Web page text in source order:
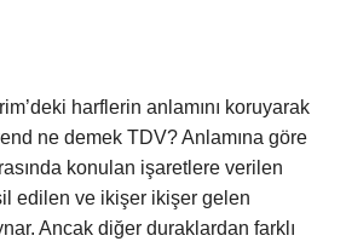
harflerin anlamını koruyarak
ne demek TDV? Anlamına göre
konulan işaretlere verilen
edilen ve ikişer ikişer gelen
Ancak diğer duraklardan farklı